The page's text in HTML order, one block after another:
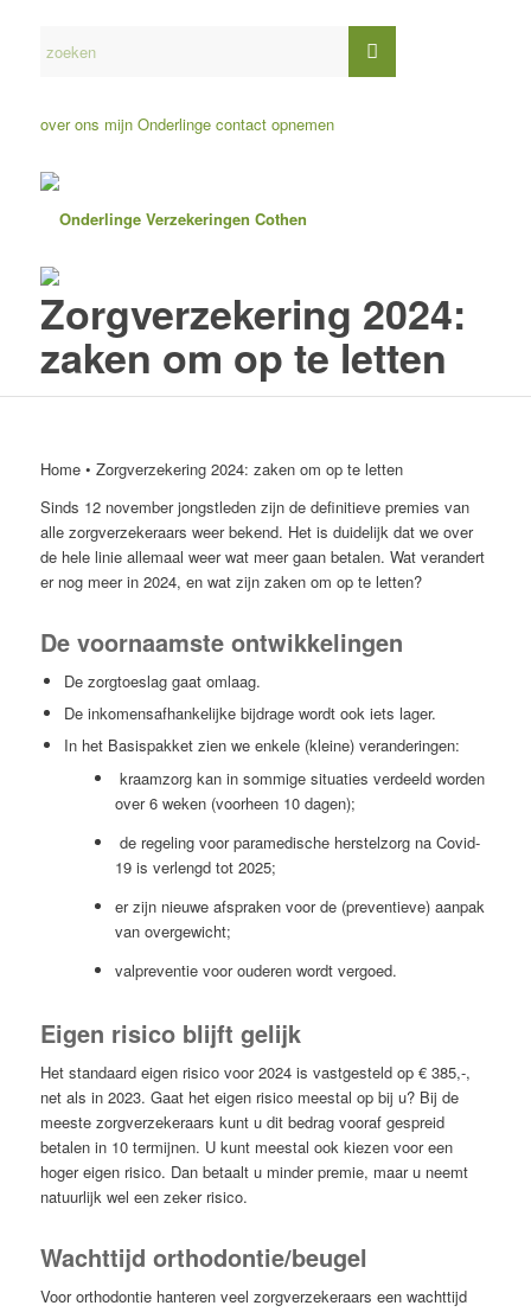
over ons mijn Onderlinge contact opnemen
Zorgverzekering 2024:
zaken om op te letten
Home• Zorgverzekering 2024: zaken om op te letten
Sinds 12 november jongstleden zijn de definitieve premies van
alle zorgverzekeraars weer bekend. Het is duidelijk dat we over
de hele linie allemaal weer wat meer gaan betalen. Wat verandert
er nog meer in 2024, en wat zijn zaken om op te letten?
De voornaamste ontwikkelingen
De zorgtoeslag gaat omlaag.
De inkomensafhankelijke bijdrage wordt ook iets lager.
In het Basispakket zien we enkele (kleine) veranderingen:
kraamzorg kan in sommige situaties verdeeld worden
over 6 weken (voorheen 10 dagen);
de regeling voor paramedische herstelzorg na Covid-
19 is verlengd tot 2025;
er zijn nieuwe afspraken voor de (preventieve) aanpak
van overgewicht;
valpreventie voor ouderen wordt vergoed.
Eigen risico blijft gelijk
Het standaard eigen risico voor 2024 is vastgesteld op € 385,-,
net als in 2023. Gaat het eigen risico meestal op bij u? Bij de
meeste zorgverzekeraars kunt u dit bedrag vooraf gespreid
betalen in 10 termijnen. U kunt meestal ook kiezen voor een
hoger eigen risico. Dan betaalt u minder premie, maar u neemt
natuurlijk wel een zeker risico.
Wachttijd orthodontie/beugel
Voor orthodontie hanteren veel zorgverzekeraars een wachttijd